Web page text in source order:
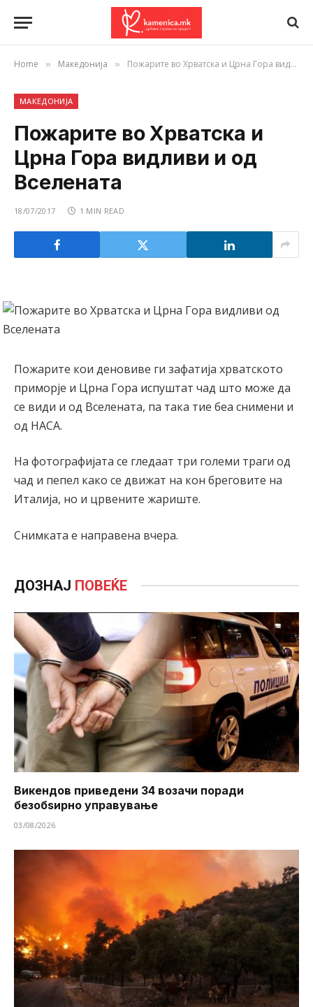
Home » Македонија » Пожарите во Хрватска и Црна Гора видливи и од Вселената
МАКЕДОНИЈА
Пожарите во Хрватска и
Црна Гора видливи и од
Вселената
18/07/2017 1 MIN READ
Пожарите кои деновиве ги зафатија хрватското
приморје и Црна Гора испуштат чад што може да
се види и од Вселената, па така тие беа снимени и
од НАСА.
На фотографијата се гледаат три големи траги од
чад и пепел како се движат на кон бреговите на
Италија, но и црвените жариште.
Снимката е направена вчера.
ДОЗНАЈ ПОВЕЌЕ
Викендов приведени 34 возачи поради
безобѕирно управување
03/08/2026